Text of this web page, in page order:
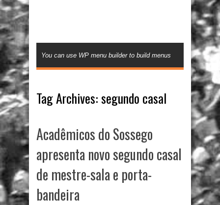
You can use WP menu builder to build menus
Tag Archives:segundo casal
Acadêmicos do Sossego
apresenta novo segundo casal
de mestre-sala e porta-
bandeira